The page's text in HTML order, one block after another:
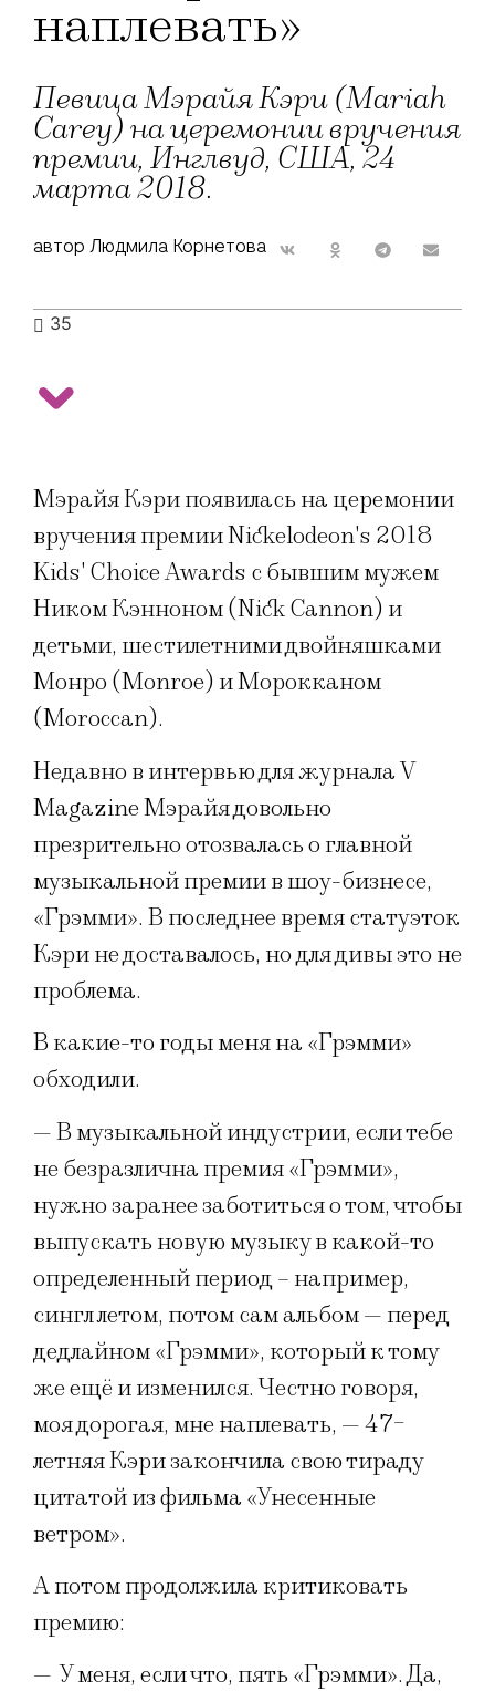
наплевать»
Певица Мэрайя Кэри (Mariah
Carey) на церемонии вручения
премии, Инглвуд, США, 24
марта 2018.
автор Людмила Корнетова
35
Мэрайя Кэри появилась на церемонии
вручения премии Nickelodeon's 2018
Kids' Choice Awards с бывшим мужем
Ником Кэнноном (Nick Cannon) и
детьми, шестилетними двойняшками
Монро (Monroe) и Морокканом
(Moroccan).
Недавно в интервью для журнала V
Magazine Мэрайя довольно
презрительно отозвалась о главной
музыкальной премии в шоу-бизнесе,
«Грэмми». В последнее время статуэток
Кэри не доставалось, но для дивы это не
проблема.
В какие-то годы меня на «Грэмми»
обходили.
— В музыкальной индустрии, если тебе
не безразлична премия «Грэмми»,
нужно заранее заботиться о том, чтобы
выпускать новую музыку в какой-то
определенный период – например,
сингл летом, потом сам альбом — перед
дедлайном «Грэмми», который к тому
же ещё и изменился. Честно говоря,
моя дорогая, мне наплевать, — 47-
летняя Кэри закончила свою тираду
цитатой из фильма «Унесенные
ветром».
А потом продолжила критиковать
премию:
— У меня, если что, пять «Грэмми». Да,